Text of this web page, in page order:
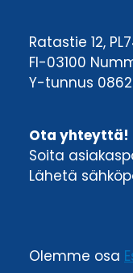
Ratastie 12,
FI-03100
Y-tunnus
Ota yhteyttä!
Soita
Lähetä
Olemme osa